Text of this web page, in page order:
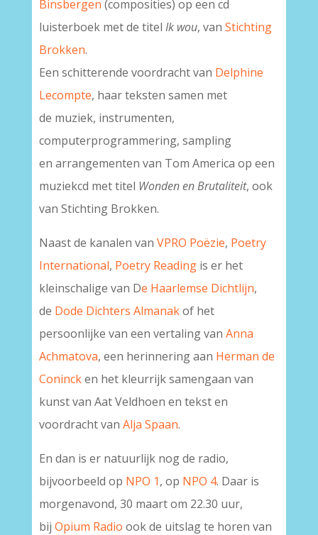
Binsbergen (composities) op een cd
luisterboek met de titel Ik wou, van Stichting
Brokken.
Een schitterende voordracht van Delphine
Lecompte, haar teksten samen met
de muziek, instrumenten,
computerprogrammering, sampling
en arrangementen van Tom America op een
muziekcd met titel Wonden en Brutaliteit, ook
van Stichting Brokken.
Naast de kanalen van VPRO Poëzie, Poetry
International, Poetry Readingis er het
kleinschalige van De Haarlemse Dichtlijn,
de Dode Dichters Almanakof het
persoonlijke van een vertaling van Anna
Achmatova, een herinnering aan Herman de
Conincken het kleurrijk samengaan van
kunst van Aat Veldhoen en tekst en
voordracht van Alja Spaan.
En dan is er natuurlijk nog de radio,
bijvoorbeeld op NPO 1, op NPO 4. Daar is
morgenavond, 30 maart om 22.30 uur,
bij Opium Radio ook de uitslag te horen van